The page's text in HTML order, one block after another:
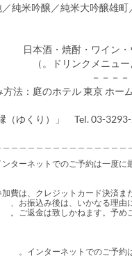
純米吟醸／純米大吟醸雄
－－－
方法：庭のホテル 東京 ホ
（ゆくり）」 Tel. 03-
インターネットでのご予約